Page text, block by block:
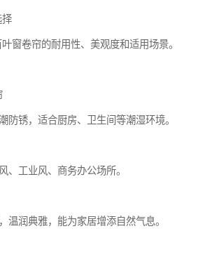
择
窗卷帘的耐用性、美观度和适用场景。
防锈，适合厨房、卫生间等潮湿环境。
、工业风、商务办公场所。
温润典雅，能为家居增添自然气息。